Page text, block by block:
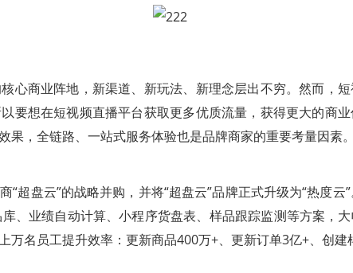
心商业阵地，新渠道、新玩法、新理念层出不穷。然而，
要想在短视频直播平台获取更多优质流量，获得更大的商
，全链路、一站式服务体验也是品牌商家的重要考量因素。
“超盘云”的战略并购，并将“超盘云”品牌正式升级为“热度
、业绩自动计算、小程序货盘表、样品跟踪监测等方案，
万名员工提升效率： 更新商品400万+、更新订单3亿+、创